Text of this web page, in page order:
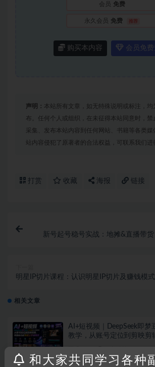
会员 免费
永久会员 免费 推荐
购买本内容 会员免费
声明： 本站所有文章，如无特殊说明或标注，均
布。任何个人或组织，在未征得本站同意时，禁
采集、发布本站内容到任何网站、书籍等各类媒
站内容侵犯了原著者的合法权益，可联系我们进
打赏 收藏 海报 链接
新号起号稳号实战：地摊&直播带货
明星IP切片课程：认识明星IP切片及赚钱模式
相关文章
AI+短视频｜DeepSeek即梦
教学，从账号定位到剪映剪
和大家共同学习各种